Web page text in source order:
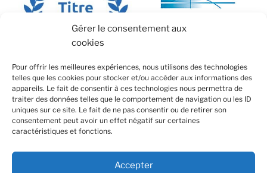
Gérer le consentement aux
cookies
Pour offrir les meilleures expériences, nous utilisons des technologies
telles que les cookies pour stocker et/ou accéder aux informations des
appareils. Le fait de consentir à ces technologies nous permettra de
traiter des données telles que le comportement de navigation ou les ID
uniques sur ce site. Le fait de ne pas consentir ou de retirer son
consentement peut avoir un effet négatif sur certaines
caractéristiques et fonctions.
Accepter